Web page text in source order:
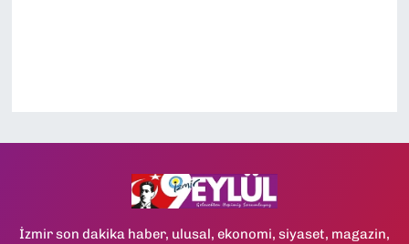
İzmir son dakika haber, ulusal, ekonomi, siyaset, magazin,